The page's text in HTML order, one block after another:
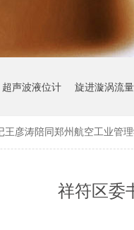
超声波液位计 旋进漩涡流
王彦涛陪同郑州航空工业管
祥符区委